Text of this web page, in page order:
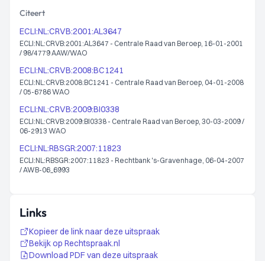
Citeert
ECLI:NL:CRVB:2001:AL3647
ECLI:NL:CRVB:2001:AL3647 - Centrale Raad van Beroep, 16-01-2001
/ 98/4779 AAW/WAO
ECLI:NL:CRVB:2008:BC1241
ECLI:NL:CRVB:2008:BC1241 - Centrale Raad van Beroep, 04-01-2008
/ 05-6786 WAO
ECLI:NL:CRVB:2009:BI0338
ECLI:NL:CRVB:2009:BI0338 - Centrale Raad van Beroep, 30-03-2009 /
06-2913 WAO
ECLI:NL:RBSGR:2007:11823
ECLI:NL:RBSGR:2007:11823 - Rechtbank 's-Gravenhage, 06-04-2007
/ AWB-06_6993
Links
Kopieer de link naar deze uitspraak
Bekijk op Rechtspraak.nl
Download PDF van deze uitspraak